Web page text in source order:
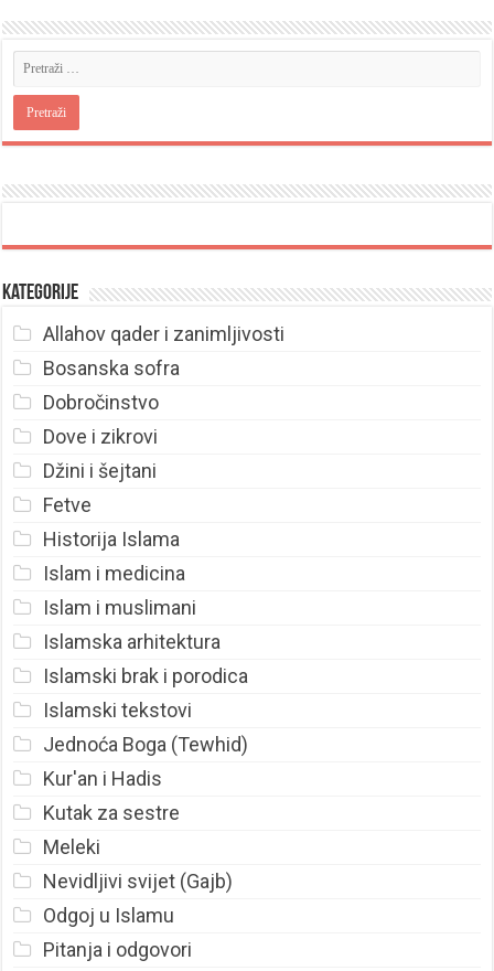
Kategorije
Allahov qader i zanimljivosti
Bosanska sofra
Dobročinstvo
Dove i zikrovi
Džini i šejtani
Fetve
Historija Islama
Islam i medicina
Islam i muslimani
Islamska arhitektura
Islamski brak i porodica
Islamski tekstovi
Jednoća Boga (Tewhid)
Kur'an i Hadis
Kutak za sestre
Meleki
Nevidljivi svijet (Gajb)
Odgoj u Islamu
Pitanja i odgovori